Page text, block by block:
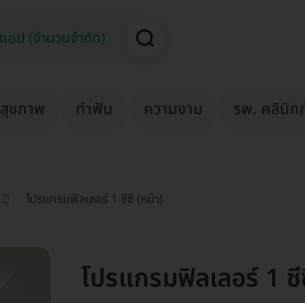
สุขภาพ ทำฟัน ความงาม รพ. คลินิก
โปรแกรมฟิลเลอร์ 1 ซีซี (หน้า)
โปรแกรมฟิลเลอร์ 1